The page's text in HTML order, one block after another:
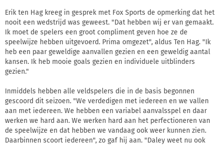
Erik ten Hag kreeg in gesprek met Fox Sports de opmerking dat het
nooit een wedstrijd was geweest. "Dat hebben wij er van gemaakt.
Ik moet de spelers een groot compliment geven hoe ze de
speelwijze hebben uitgevoerd. Prima omgezet", aldus Ten Hag. "Ik
heb een paar geweldige aanvallen gezien en een geweldig aantal
kansen. Ik heb mooie goals gezien en individuele uitblinders
gezien."
Inmiddels hebben alle veldspelers die in de basis begonnen
gescoord dit seizoen. "We verdedigen met iedereen en we vallen
aan met iedereen. We hebben een variabel aanvalsspel en daar
werken we hard aan. We werken hard aan het perfectioneren van
de speelwijze en dat hebben we vandaag ook weer kunnen zien.
Daarbinnen scoort iedereen", zo gaf hij aan. "Daley weet nu ook